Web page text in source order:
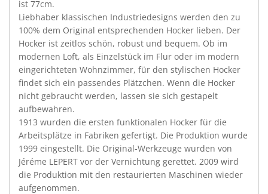
ist 77cm.
Liebhaber klassischen Industriedesigns werden den zu
100% dem Original entsprechenden Hocker lieben. Der
Hocker ist zeitlos schön, robust und bequem. Ob im
modernen Loft, als Einzelstück im Flur oder im modern
eingerichteten Wohnzimmer, für den stylischen Hocker
findet sich ein passendes Plätzchen. Wenn die Hocker
nicht gebraucht werden, lassen sie sich gestapelt
aufbewahren.
1913 wurden die ersten funktionalen Hocker für die
Arbeitsplätze in Fabriken gefertigt. Die Produktion wurde
1999 eingestellt. Die Original-Werkzeuge wurden von
Jéréme LEPERT vor der Vernichtung gerettet. 2009 wird
die Produktion mit den restaurierten Maschinen wieder
aufgenommen.